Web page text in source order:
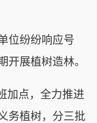
纷纷响应号
开展植树造林。
点，全力推进
务植树，分三批